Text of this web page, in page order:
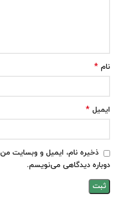
نام *
ایمیل *
ذخیره نام، ایمیل و وبسایت
دوباره دیدگاهی می‌نویسم.